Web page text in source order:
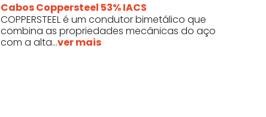
Cabos Coppersteel 53% IACS
COPPERSTEEL é um condutor bimetálico que
combina as propriedades mecânicas do aço
com a alta...ver mais